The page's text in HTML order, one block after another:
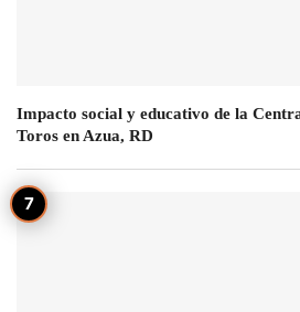
Impacto social y educativo de la
Toros en Azua, RD